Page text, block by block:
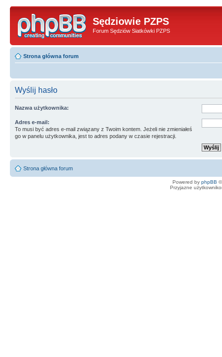
Sędziowie PZPS
Forum Sędziów Siatkówki PZPS
Strona główna forum
Wyślij hasło
Nazwa użytkownika:
Adres e-mail:
To musi być adres e-mail związany z Twoim kontem. Jeżeli nie zmieniałeś
go w panelu użytkownika, jest to adres podany w czasie rejestracji.
Strona główna forum
Powered by phpBB
Przyjazne